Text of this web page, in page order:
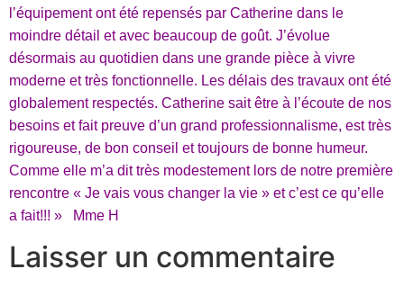
l’équipement ont été repensés par Catherine dans le
moindre détail et avec beaucoup de goût. J’évolue
désormais au quotidien dans une grande pièce à vivre
moderne et très fonctionnelle. Les délais des travaux ont été
globalement respectés. Catherine sait être à l’écoute de nos
besoins et fait preuve d’un grand professionnalisme, est très
rigoureuse, de bon conseil et toujours de bonne humeur.
Comme elle m’a dit très modestement lors de notre première
rencontre « Je vais vous changer la vie » et c’est ce qu’elle
a fait!!! » Mme H
Laisser un commentaire